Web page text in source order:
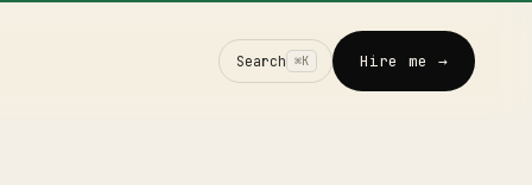
Search ⌘K Hire me →